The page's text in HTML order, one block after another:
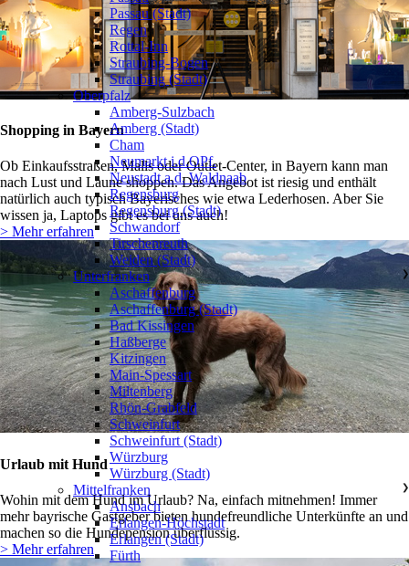
Shopping in Bayern
Ob Einkaufsstraßen, Malls oder Outlet-Center, in Bayern kann man
nach Lust und Laune shoppen. Das Angebot ist riesig und enthält
natürlich auch typisch Bayerisches wie etwa Lederhosen. Aber Sie
wissen ja, Laptops gibt es bei uns auch!
> Mehr erfahren
Urlaub mit Hund
Wohin mit dem Hund im Urlaub? Na, einfach mitnehmen! Immer
mehr bayrische Gastgeber bieten hundefreundliche Unterkünfte an und
machen so die Hundepension überflüssig.
> Mehr erfahren
Passau (Stadt)
Regen
Rottal-Inn
Straubing-Bogen
Straubing (Stadt)
Oberpfalz
❯
Amberg-Sulzbach
Amberg (Stadt)
Cham
Neumarkt i.d.OPf.
Neustadt a.d. Waldnaab
Regensburg
Regensburg (Stadt)
Schwandorf
Tirschenreuth
Weiden (Stadt)
Unterfranken
❯
Aschaffenburg
Aschaffenburg (Stadt)
Bad Kissingen
Haßberge
Kitzingen
Main-Spessart
Miltenberg
Rhön-Grabfeld
Schweinfurt
Schweinfurt (Stadt)
Würzburg
Würzburg (Stadt)
Mittelfranken
❯
Ansbach
Erlangen-Höchstadt
Erlangen (Stadt)
Fürth